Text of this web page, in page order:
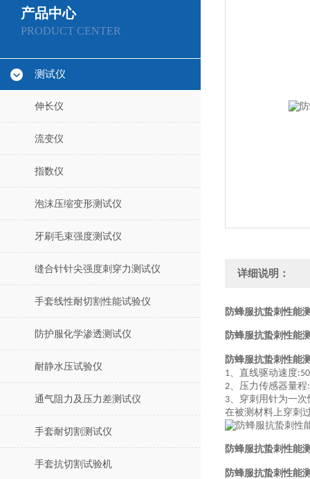
产品中心
PRODUCT CENTER
测试仪
伸长仪
流变仪
指数仪
泡沫压缩变形测试仪
牙刷毛束强度测试仪
缝合针针尖强度刺穿力测试仪
手套线性耐切割性能试验仪
防护服化学渗透测试仪
耐静水压试验仪
通气阻力及压力差测试仪
手套耐切割测试仪
手套抗切割试验机
详细说明：
防蜂服抗蛰刺性能
防蜂服抗蛰刺性能
防蜂服抗蛰刺性能
1、 直线驱动速度
2、 压力传感器量程
3、 穿刺用针为一
在被测材料上穿刺
防蜂服抗蛰刺性能
防蜂服抗蛰刺性能